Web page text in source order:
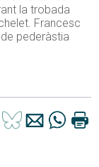
la trobada
Francesc
pederàstia